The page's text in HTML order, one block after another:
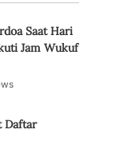
Saat Hari
Jam Wukuf
Daftar